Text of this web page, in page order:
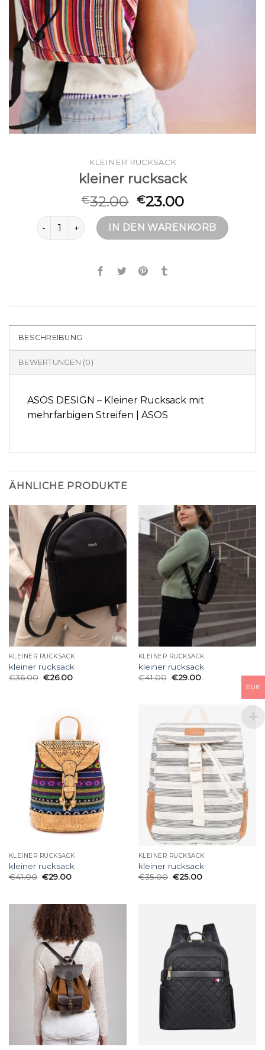
KLEINER RUCKSACK
kleiner rucksack
€32.00 €23.00
kleiner rucksack MengeIN DEN WARENKORB
BESCHREIBUNG
BEWERTUNGEN (0)
ASOS DESIGN – Kleiner Rucksack mit
mehrfarbigen Streifen | ASOS
ÄHNLICHE PRODUKTE
KLEINER RUCKSACK
kleiner rucksack
€36.00 €26.00
KLEINER RUCKSACK
kleiner rucksack
€41.00 €29.00
KLEINER RUCKSACK
kleiner rucksack
€41.00 €29.00
KLEINER RUCKSACK
kleiner rucksack
€35.00 €25.00
EUR